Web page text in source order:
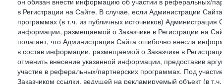
в Регистрации на Сайте. В случае, если Администрации
программах (в т.ч. из публичных источников)
информации, размещаемой о Заказчике в Регистрации на
полагает, что Администрация Сайта ошибочно внесла
в состав информации, размещаемой о Заказчике в
отменить внесение указанной информации, предоставив
участие в реферальных/партнерских программах. Под
Заказчиком ссылки, ведущей на рекламируемый объект (в